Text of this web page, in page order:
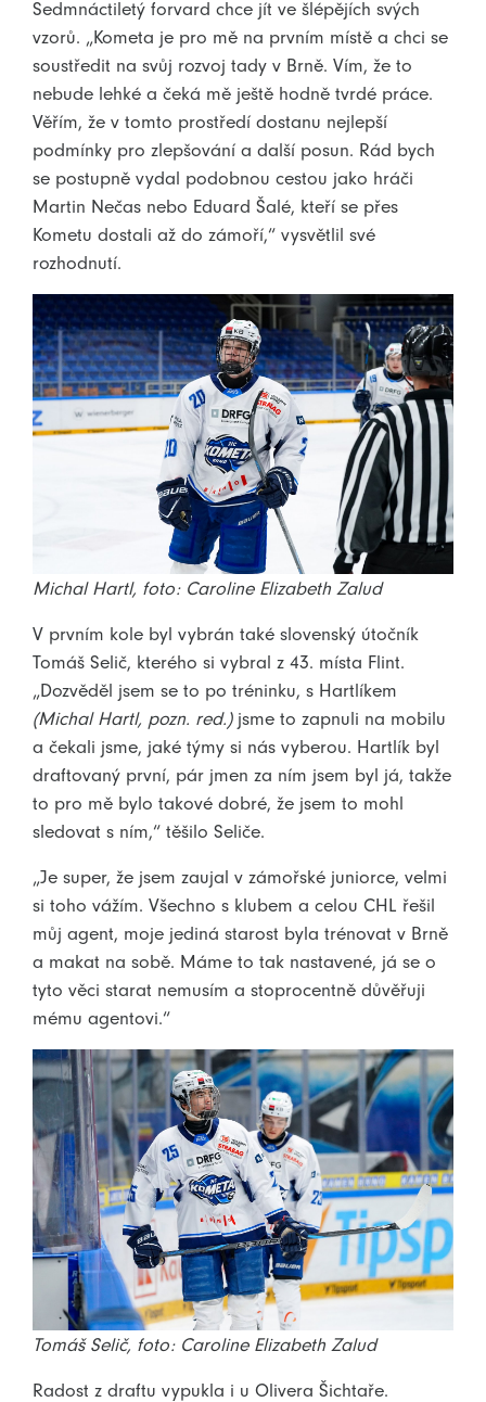
Sedmnáctiletý forvard chce jít ve šlépějích svých
vzorů. „Kometa je pro mě na prvním místě a chci se
soustředit na svůj rozvoj tady v Brně. Vím, že to
nebude lehké a čeká mě ještě hodně tvrdé práce.
Věřím, že v tomto prostředí dostanu nejlepší
podmínky pro zlepšování a další posun. Rád bych
se postupně vydal podobnou cestou jako hráči
Martin Nečas nebo Eduard Šalé, kteří se přes
Kometu dostali až do zámoří,“ vysvětlil své
rozhodnutí.
Michal Hartl, foto: Caroline Elizabeth Zalud
V prvním kole byl vybrán také slovenský útočník
Tomáš Selič, kterého si vybral z 43. místa Flint.
„Dozvěděl jsem se to po tréninku, s Hartlíkem
(Michal Hartl, pozn. red.)jsme to zapnuli na mobilu
a čekali jsme, jaké týmy si nás vyberou. Hartlík byl
draftovaný první, pár jmen za ním jsem byl já, takže
to pro mě bylo takové dobré, že jsem to mohl
sledovat s ním,“ těšilo Seliče.
„Je super, že jsem zaujal v zámořské juniorce, velmi
si toho vážím. Všechno s klubem a celou CHL řešil
můj agent, moje jediná starost byla trénovat v Brně
a makat na sobě. Máme to tak nastavené, já se o
tyto věci starat nemusím a stoprocentně důvěřuji
mému agentovi.“
Tomáš Selič, foto: Caroline Elizabeth Zalud
Radost z draftu vypukla i u Olivera Šichtaře.